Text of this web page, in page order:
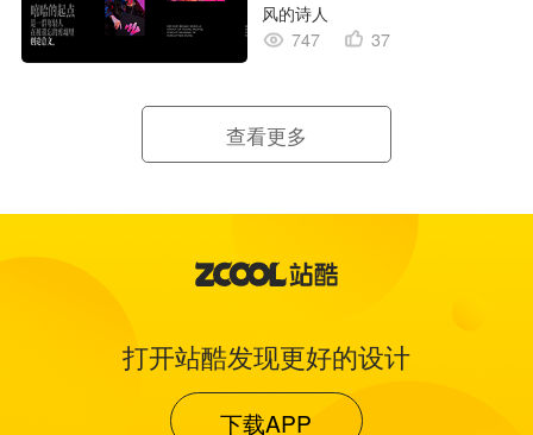
风的诗人
747
37
查看更多
打开站酷发现更好的设计
下载APP